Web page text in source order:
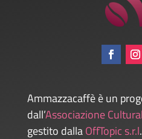
Ammazzacaffè è un
dall’Associazione
gestito dallaOffTopic s.r.l.